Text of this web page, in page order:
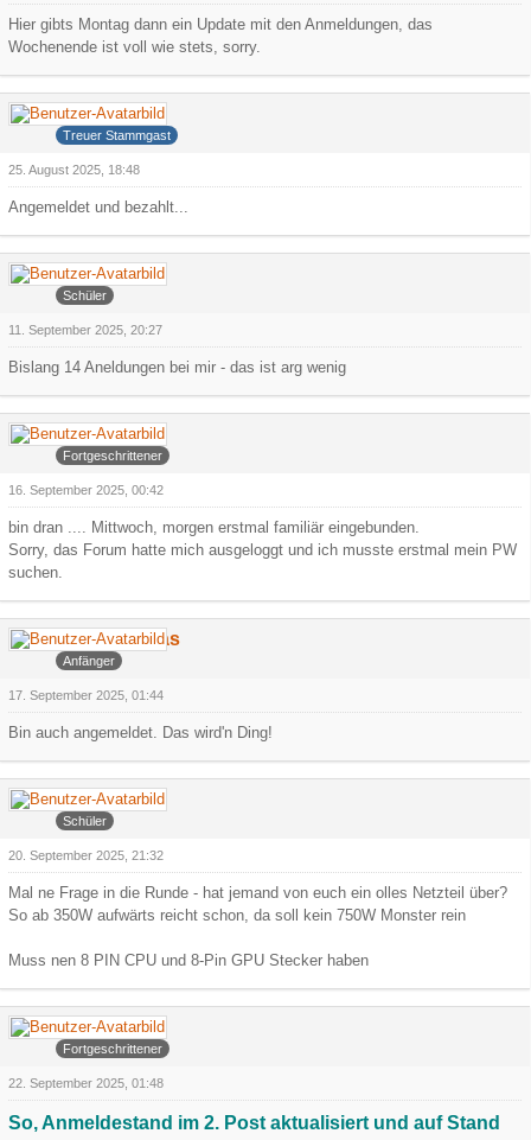
Hier gibts Montag dann ein Update mit den Anmeldungen, das
Wochenende ist voll wie stets, sorry.
Ollijolli
Treuer Stammgast
25. August 2025, 18:48
Angemeldet und bezahlt...
Faroul
Schüler
11. September 2025, 20:27
Bislang 14 Aneldungen bei mir - das ist arg wenig
Arowa
Fortgeschrittener
16. September 2025, 00:42
bin dran .... Mittwoch, morgen erstmal familiär eingebunden.
Sorry, das Forum hatte mich ausgeloggt und ich musste erstmal mein PW
suchen.
Jeln Pueskas
Anfänger
17. September 2025, 01:44
Bin auch angemeldet. Das wird'n Ding!
Faroul
Schüler
20. September 2025, 21:32
Mal ne Frage in die Runde - hat jemand von euch ein olles Netzteil über?
So ab 350W aufwärts reicht schon, da soll kein 750W Monster rein
Muss nen 8 PIN CPU und 8-Pin GPU Stecker haben
Arowa
Fortgeschrittener
22. September 2025, 01:48
So, Anmeldestand im 2. Post aktualisiert und auf Stand